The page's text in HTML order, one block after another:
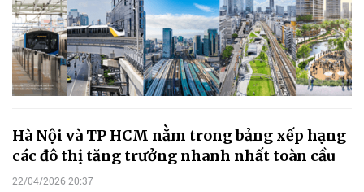
Hà Nội và TP HCM nằm trong bảng xếp hạng
các đô thị tăng trưởng nhanh nhất toàn cầu
22/04/2026 20:37